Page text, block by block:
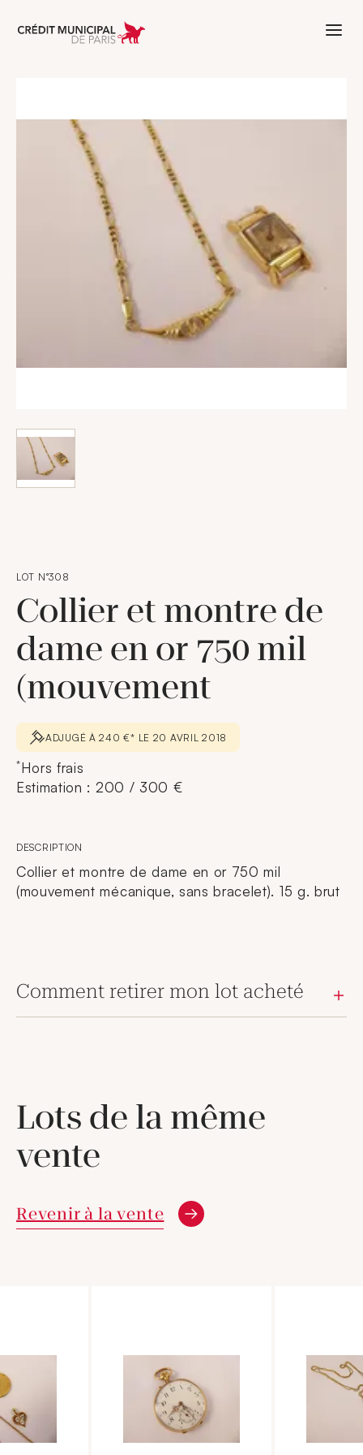
Aller à l'accueil de Crédit Municipal
LOT N°308
Collier et montre de
dame en or 750 mil
(mouvement
ADJUGÉ À 240 €* LE 20 AVRIL 2018
*Hors frais
Estimation : 200 / 300 €
DESCRIPTION
Collier et montre de dame en or 750 mil
(mouvement mécanique, sans bracelet). 15 g. brut
Comment retirer mon lot acheté
Lots de la même
vente
Revenir à la vente